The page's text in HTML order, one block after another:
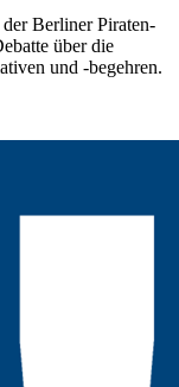
Berliner Piraten-
über die
und -begehren.